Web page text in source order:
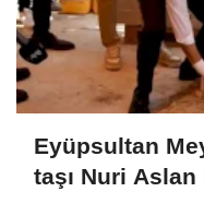
Eyüpsultan
taşı Nuri